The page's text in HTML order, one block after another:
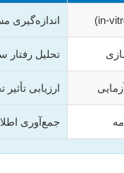
اندازه‌گیری
تحلیل رفتار
ارزیابی
جمع‌آوری